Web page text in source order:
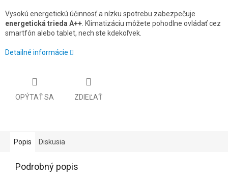
Vysokú energetickú účinnosť a nízku spotrebu zabezpečuje
energetická trieda A++. Klimatizáciu môžete pohodlne ovládať cez
smartfón alebo tablet, nech ste kdekoľvek.
Detailné informácie
OPÝTAŤ SA ZDIEĽAŤ
Popis Diskusia
Podrobný popis